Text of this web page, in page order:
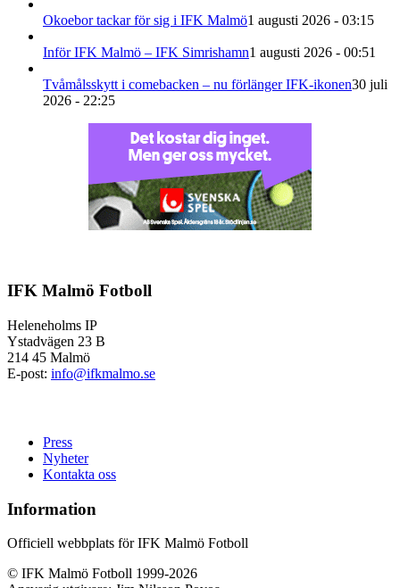
Okoebor tackar för sig i IFK Malmö1 augusti 2026 - 03:15
Inför IFK Malmö – IFK Simrishamn1 augusti 2026 - 00:51
Tvåmålsskytt i comebacken – nu förlänger IFK-ikonen30 juli
2026 - 22:25
IFK Malmö Fotboll
Heleneholms IP
Ystadvägen 23 B
214 45 Malmö
E-post: info@ifkmalmo.se
Press
Nyheter
Kontakta oss
Information
Officiell webbplats för IFK Malmö Fotboll
© IFK Malmö Fotboll 1999-2026